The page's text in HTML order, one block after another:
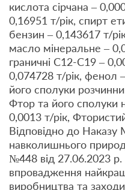
кислота сірчана –
0,16951 т/рік, спирт
бензин – 0,143617 т/
масло мінеральне –
гpаничні С12-С19 –
0,074728 т/рік, фенол
його сполуки
Фтор та його сполуки
0,0013 т/рік,
Відповідно до Наказу
навколишнього
№448 від 27.06.2023
впровадження
виробництва та